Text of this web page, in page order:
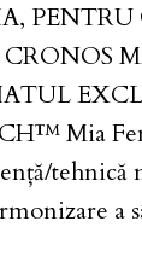
PENTRU
Mia
tehnică
a